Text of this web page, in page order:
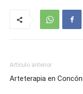
Artículo anterior
Arteterapia en Concón